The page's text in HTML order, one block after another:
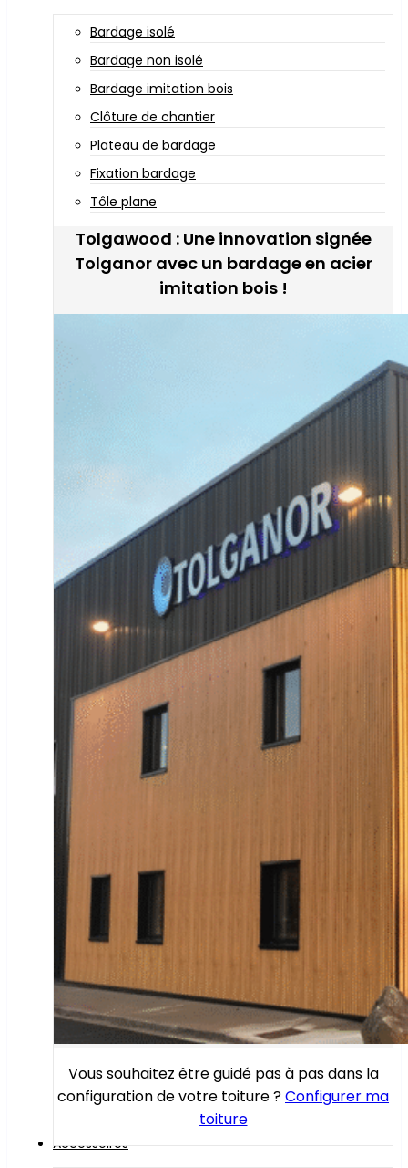
Bardage isolé
Bardage non isolé
Bardage imitation bois
Clôture de chantier
Plateau de bardage
Fixation bardage
Tôle plane
Tolgawood : Une innovation signée
Tolganor avec un bardage en acier
imitation bois !
Vous souhaitez être guidé pas à pas dans la
configuration de votre toiture ?Configurer ma
toiture
Accessoires